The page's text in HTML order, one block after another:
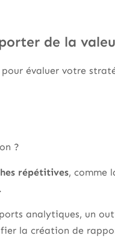
de la
pour évaluer votre
?
répétitives, comme
analytiques, un
la création de